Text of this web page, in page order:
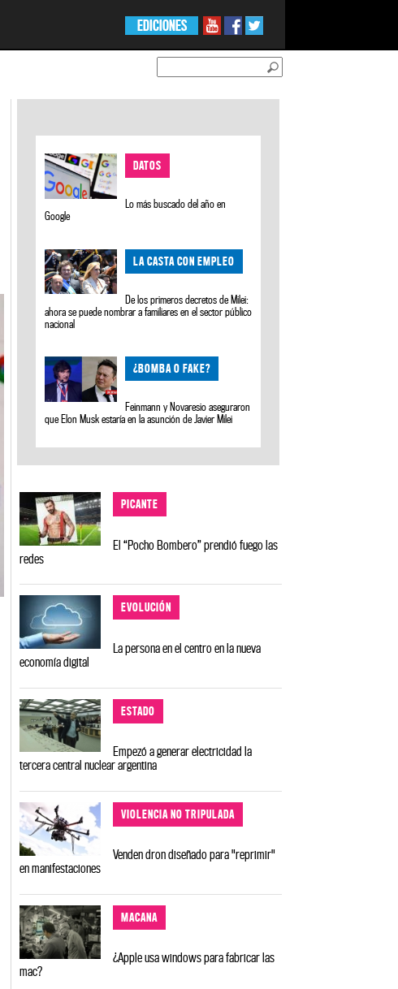
EDICIONES
DATOS
Lo más buscado del año en
Google
LA CASTA CON EMPLEO
De los primeros decretos de Milei:
ahora se puede nombrar a familiares en el sector público
nacional
¿BOMBA O FAKE?
Feinmann y Novaresio aseguraron
que Elon Musk estaría en la asunción de Javier Milei
PICANTE
El “Pocho Bombero” prendió fuego las
redes
EVOLUCIÓN
La persona en el centro en la nueva
economía digital
ESTADO
Empezó a generar electricidad la
tercera central nuclear argentina
VIOLENCIA NO TRIPULADA
Venden dron diseñado para "reprimir"
en manifestaciones
MACANA
¿Apple usa windows para fabricar las
mac?